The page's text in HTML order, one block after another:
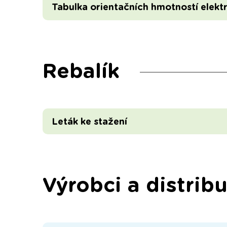
Tabulka orientačních hmotností
Rebalík
Leták ke stažení
Výrobci a